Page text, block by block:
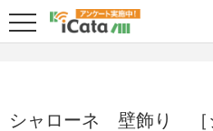
シャローネ 壁飾り ［